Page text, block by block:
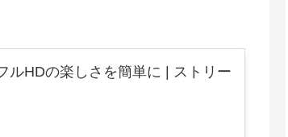
ルHDの楽しさを簡単に | ストリー